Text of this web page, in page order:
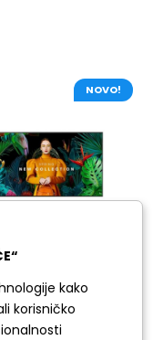
NOVO!
65"kako
korisničko